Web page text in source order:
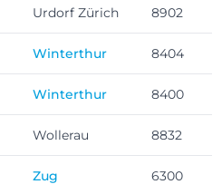
Urdorf Zürich 8902
Winterthur 8404
Winterthur 8400
Wollerau 8832
Zug 6300